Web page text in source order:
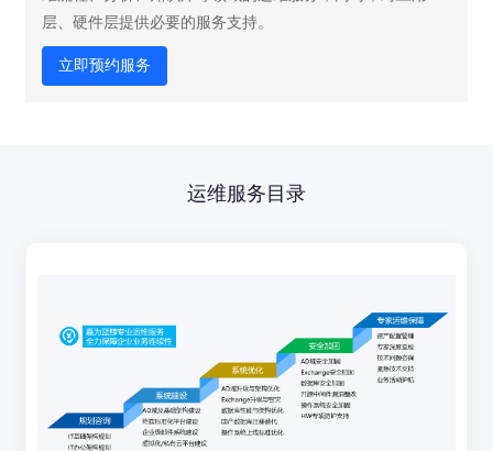
层、硬件层提供必要的服务支持。
立即预约服务
运维服务 目录